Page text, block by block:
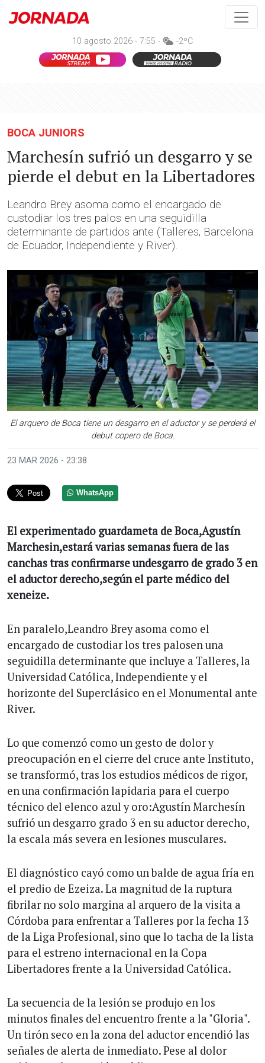
10 agosto 2026 - 7:55 - -2ºC
BOCA JUNIORS
Marchesín sufrió un desgarro y se
pierde el debut en la Libertadores
Leandro Brey asoma como el encargado de
custodiar los tres palos en una seguidilla
determinante de partidos ante (Talleres, Barcelona
de Ecuador, Independiente y River).
El arquero de Boca tiene un desgarro en el aductor y se perderá el
debut copero de Boca.
23 MAR 2026 - 23:38
WhatsApp
El experimentado guardameta de Boca,Agustín
Marchesin,estará varias semanas fuera de las
canchas tras confirmarse undesgarro de grado 3 en
el aductor derecho,según el parte médico del
xeneize.
En paralelo,Leandro Brey asoma como el
encargado de custodiar los tres palosen una
seguidilla determinante que incluye a Talleres, la
Universidad Católica, Independiente y el
horizonte del Superclásico en el Monumental ante
River.
Lo que comenzó como un gesto de dolor y
preocupación en el cierre del cruce ante Instituto,
se transformó, tras los estudios médicos de rigor,
en una confirmación lapidaria para el cuerpo
técnico del elenco azul y oro:Agustín Marchesín
sufrió un desgarro grado 3 en su aductor derecho,
la escala más severa en lesiones musculares.
El diagnóstico cayó como un balde de agua fría en
el predio de Ezeiza. La magnitud de la ruptura
fibrilar no solo margina al arquero de la visita a
Córdoba para enfrentar a Talleres por la fecha 13
de la Liga Profesional, sino que lo tacha de la lista
para el estreno internacional en la Copa
Libertadores frente a la Universidad Católica.
La secuencia de la lesión se produjo en los
minutos finales del encuentro frente a la "Gloria".
Un tirón seco en la zona del aductor encendió las
señales de alerta de inmediato. Pese al dolor